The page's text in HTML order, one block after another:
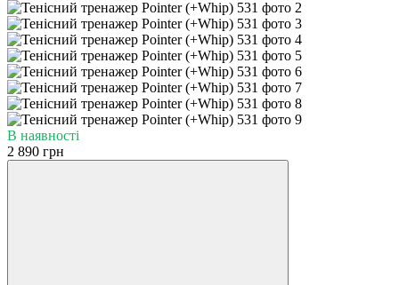
В наявності
2 890 грн